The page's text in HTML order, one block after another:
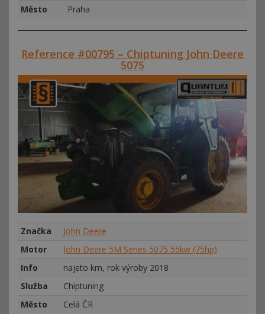
Město
Praha
Reference #00795 – Chiptuning John Deere
5075
Značka
John Deere
Motor
John Deere 5M Series 5075 55kw (75hp)
Info
najeto km, rok výroby 2018
Služba
Chiptuning
Město
Celá ČR